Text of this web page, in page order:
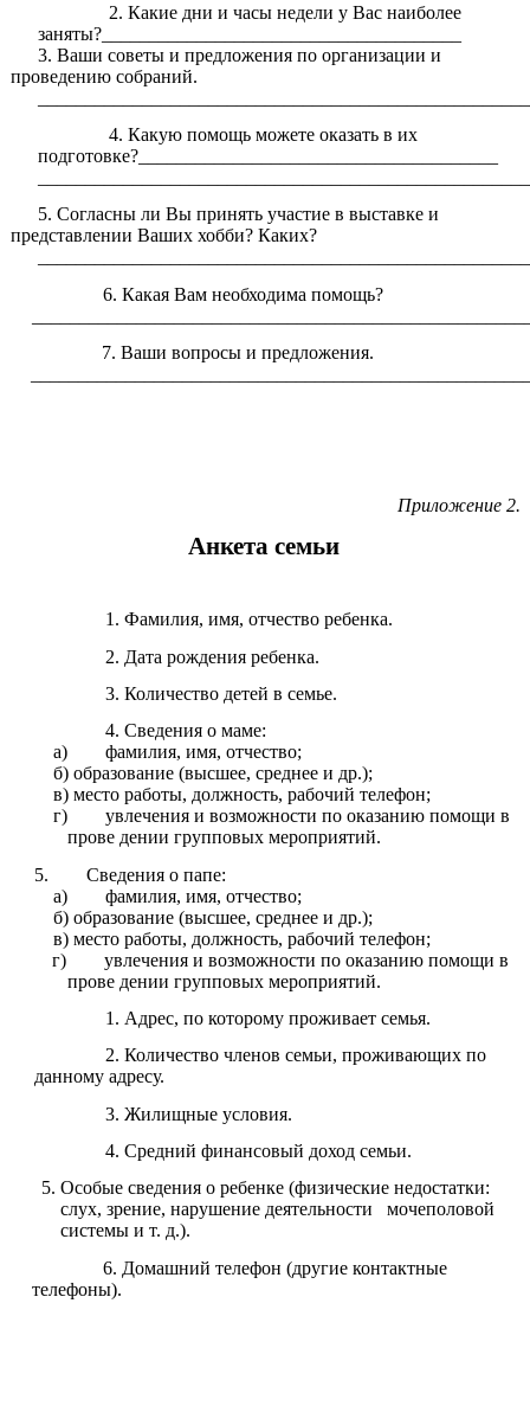
Какие дни и часы недели у Вас наиболее
заняты?______________________________________
Ваши советы и предложения по организации и
проведению собраний.
Какую помощь можете оказать в их
подготовке?______________________________________
Согласны ли Вы принять участие в выставке и
представлении Ваших хобби? Каких?
Какая Вам необходима помощь?
Ваши вопросы и предложения.
Приложение 2.
Анкета семьи
Фамилия, имя, отчество ребенка.
Дата рождения ребенка.
Количество детей в семье.
Сведения о маме:
а) фамилия, имя, отчество;
б) образование (высшее, среднее и др.);
в) место работы, должность, рабочий телефон;
г) увлечения и возможности по оказанию помощи в
прове дении групповых мероприятий.
5. Сведения о папе:
а) фамилия, имя, отчество;
б) образование (высшее, среднее и др.);
в) место работы, должность, рабочий телефон;
г) увлечения и возможности по оказанию помощи в
прове дении групповых мероприятий.
Адрес, по которому проживает семья.
Количество членов семьи, проживающих по
данному адресу.
Жилищные условия.
Средний финансовый доход семьи.
Особые сведения о ребенке (физические недостатки:
слух, зрение, нарушение деятельности мочеполовой
системы и т. д.).
Домашний телефон (другие контактные
телефоны).